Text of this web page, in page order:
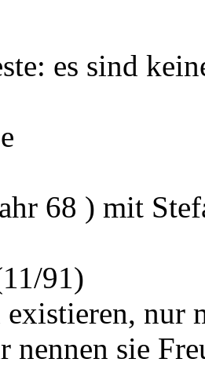
es sind
68 ) mit
91)
nur
nennen sie